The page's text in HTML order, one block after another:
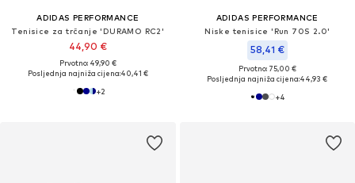
ADIDAS PERFORMANCE
Tenisice za trčanje 'DURAMO RC2'
44,90 €
Prvotno: 49,90 €
Posljednja najniža cijena:40,41 €
+2
ADIDAS PERFORMANCE
Niske tenisice 'Run 70S 2.0'
58,41 €
Prvotno: 75,00 €
Posljednja najniža cijena:44,93 €
+4